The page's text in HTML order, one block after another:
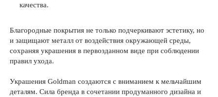
качества.
Благородные покрытия не только подчеркивают эстетику, но
и защищают металл от воздействия окружающей среды,
сохраняя украшения в первозданном виде при соблюдении
правил ухода.
Украшения Goldman создаются с вниманием к мельчайшим
деталям. Сила бренда в сочетании продуманного дизайна и